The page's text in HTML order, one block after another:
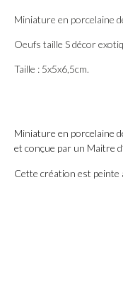
Miniature en porcelaine
Oeufs taille S décor
Taille : 5x5x6,5cm.
Miniature en porcelaine
et conçue par un Maitre
Cette création est peinte